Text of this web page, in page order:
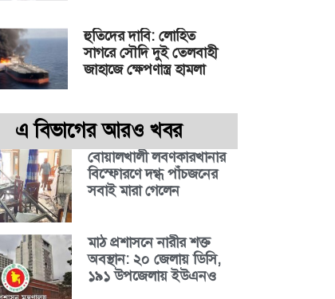
হুতিদের দাবি: লোহিত
সাগরে সৌদি দুই তেলবাহী
জাহাজে ক্ষেপণাস্ত্র হামলা
এ বিভাগের আরও খবর
বোয়ালখালী লবণকারখানার
বিস্ফোরণে দগ্ধ পাঁচজনের
সবাই মারা গেলেন
মাঠ প্রশাসনে নারীর শক্ত
অবস্থান: ২০ জেলায় ডিসি,
১৯১ উপজেলায় ইউএনও